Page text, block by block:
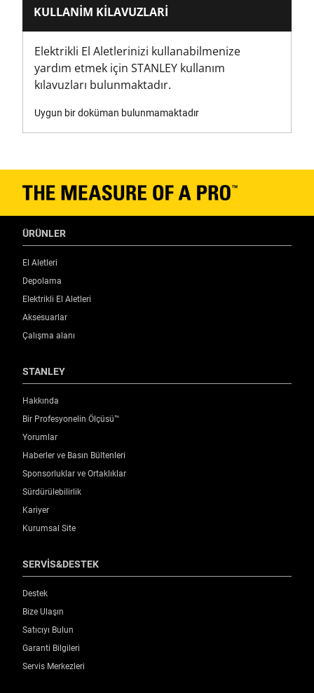
KULLANIM KILAVUZLARI
Elektrikli El Aletlerinizi kullanabilmenize
yardım etmek için STANLEY kullanım
kılavuzları bulunmaktadır.
Uygun bir doküman bulunmamaktadır
ÜRÜNLER
El Aletleri
Depolama
Elektrikli El Aletleri
Aksesuarlar
Çalışma alanı
STANLEY
Hakkında
Bir Profesyonelin Ölçüsü™
Yorumlar
Haberler ve Basın Bültenleri
Sponsorluklar ve Ortaklıklar
Sürdürülebilirlik
Kariyer
Kurumsal Site
SERVİS&DESTEK
Destek
Bize Ulaşın
Satıcıyı Bulun
Garanti Bilgileri
Servis Merkezleri